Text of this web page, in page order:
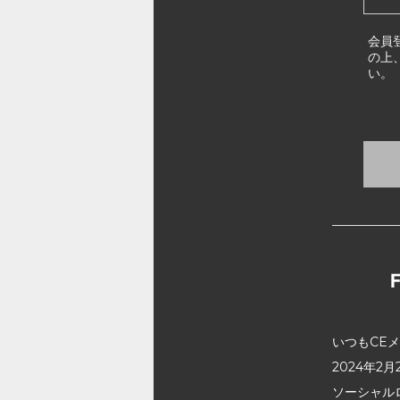
会員
の上
い。
いつもCE
2024年2月
ソーシャ